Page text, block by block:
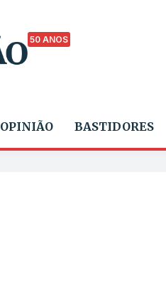
50 ANOS
OPINIÃO BASTIDORES